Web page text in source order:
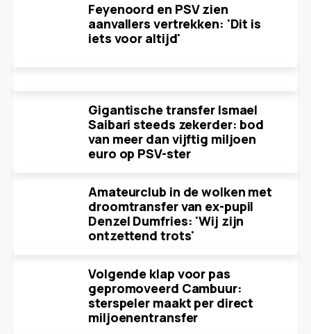
Feyenoord en PSV zien
aanvallers vertrekken: 'Dit is
iets voor altijd'
Gigantische transfer Ismael
Saibari steeds zekerder: bod
van meer dan vijftig miljoen
euro op PSV-ster
Amateurclub in de wolken met
droomtransfer van ex-pupil
Denzel Dumfries: 'Wij zijn
ontzettend trots'
Volgende klap voor pas
gepromoveerd Cambuur:
sterspeler maakt per direct
miljoenentransfer